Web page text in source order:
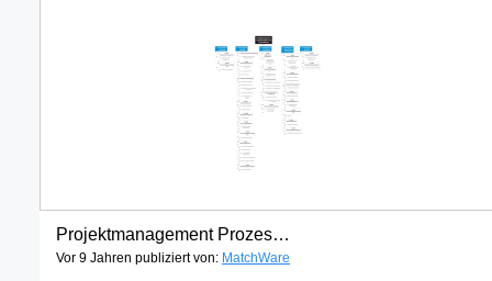
Projektmanagement Prozessgruppen und Wissensgebiete
Vor 9 Jahren publiziert von: MatchWare